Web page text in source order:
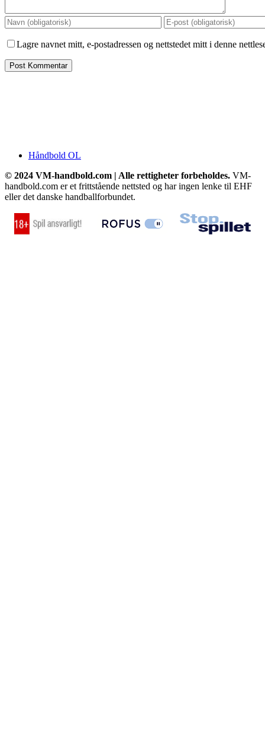
Lagre navnet mitt, e-postadressen og nettstedet mitt i denne
Håndbold OL
© 2024 VM-handbold.com | Alle rettigheter forbeholdes. VM-
handbold.com er et frittstående nettsted og har ingen lenke til EHF
eller det danske handballforbundet.